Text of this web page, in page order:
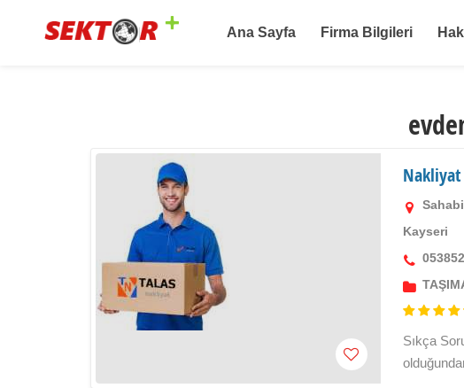
Ana Sayfa Firma Bilgileri
Nakliyat
Kayseri
Sıkça